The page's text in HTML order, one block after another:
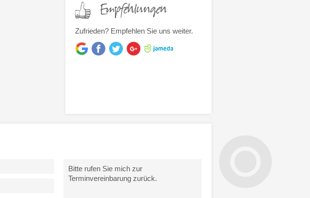
Empfehlungen
Zufrieden? Empfehlen Sie uns weiter.